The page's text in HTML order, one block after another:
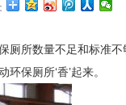
所数量不足和标准不
保厕所‘香’起来。